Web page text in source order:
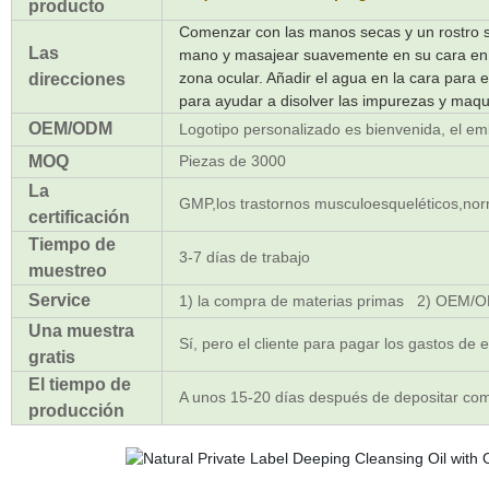
producto
Las
direcciones
Comenzar con las manos secas y un rostro
mano y masajear suavemente en su cara
zona ocular. Añadir el agua en la cara para
para ayudar a disolver las impurezas y
OEM/ODM Logotipo personalizado es bienvenida, el
MOQ Piezas de 3000
La
certificación
GMP,los trastornos
Tiempo de
muestreo
3-7 días de trabajo
Service 1) la compra de materias primas 2) OEM/
Una muestra
gratis
Sí, pero el cliente para pagar los gastos de
El tiempo de
producción
A unos 15-20 días después de depositar